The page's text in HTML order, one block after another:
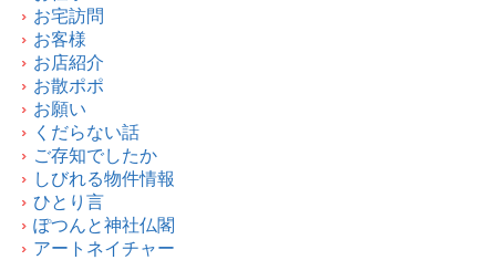
お宅訪問
お客様
お店紹介
お散ポポ
お願い
くだらない話
ご存知でしたか
しびれる物件情報
ひとり言
ぽつんと神社仏閣
アートネイチャー